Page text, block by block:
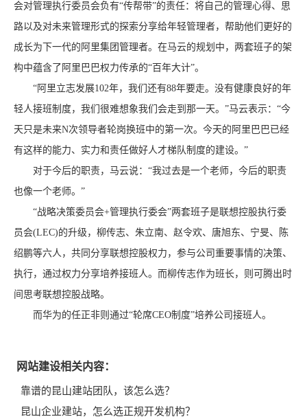
会对管理执行委员会负有“传帮带”的责任：将自己的管理心得、思
路以及对未来管理形式的探索分享给年轻管理者，帮助他们更好的
成长为下一代的阿里集团管理者。在马云的规划中，两套班子的架
构中蕴含了阿里巴巴权力传承的“百年大计”。
“阿里立志发展102年，我们还有88年要走。没有健康良好的年
轻人接班制度，我们很难想象我们会走到那一天。”马云表示：“今
天只是未来N次领导者轮岗换班中的第一次。今天的阿里巴巴已经
有这样的能力、实力和责任做好人才梯队制度的建设。”
对于今后的职责，马云说：“我过去是一个老师，今后的职责
也像一个老师。”
“战略决策委员会+管理执行委会”两套班子是联想控股执行委
员会(LEC)的升级，柳传志、朱立南、赵令欢、唐旭东、宁旻、陈
绍鹏等六人，共同分享联想控股权力，参与公司重要事情的决策、
执行，通过权力分享培养接班人。而柳传志作为班长，则可腾出时
间思考联想控股战略。
而华为的任正非则通过“轮席CEO制度”培养公司接班人。
网站建设相关内容：
靠谱的昆山建站团队，该怎么选？
昆山企业建站，怎么选正规开发机构？